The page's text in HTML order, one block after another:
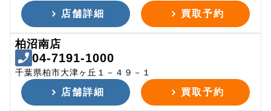
店舗詳細 買取予約
柏沼南店
04-7191-1000
千葉県柏市大津ヶ丘１－４９－１
店舗詳細 買取予約